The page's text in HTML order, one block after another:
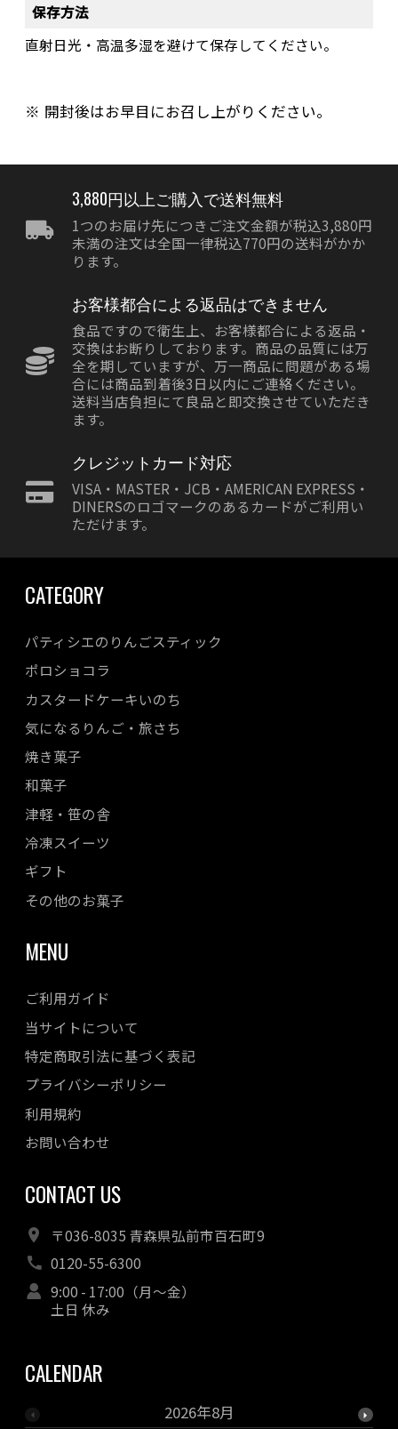
保存方法
直射日光・高温多湿を避けて保存してください。
開封後はお早目にお召し上がりください。
3,880円以上ご購入で送料無料
1つのお届け先につきご注文金額が税込3,880円
未満の注文は全国一律税込770円の送料がかか
ります。
お客様都合による返品はできません
食品ですので衛生上、お客様都合による返品・
交換はお断りしております。商品の品質には万
全を期していますが、万一商品に問題がある場
合には商品到着後3日以内にご連絡ください。
送料当店負担にて良品と即交換させていただき
ます。
クレジットカード対応
VISA・MASTER・JCB・AMERICAN EXPRESS・
DINERSのロゴマークのあるカードがご利用い
ただけます。
CATEGORY
パティシエのりんごスティック
ポロショコラ
カスタードケーキいのち
気になるりんご・旅さち
焼き菓子
和菓子
津軽・笹の舎
冷凍スイーツ
ギフト
その他のお菓子
MENU
ご利用ガイド
当サイトについて
特定商取引法に基づく表記
プライバシーポリシー
利用規約
お問い合わせ
CONTACT US
〒036-8035 青森県弘前市百石町9
0120-55-6300
9:00 - 17:00（月～金）
土日 休み
CALENDAR
2026年8月